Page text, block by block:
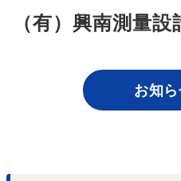
（有）興南測量
お知